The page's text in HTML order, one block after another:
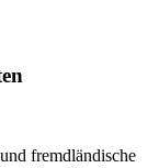
fremdländische